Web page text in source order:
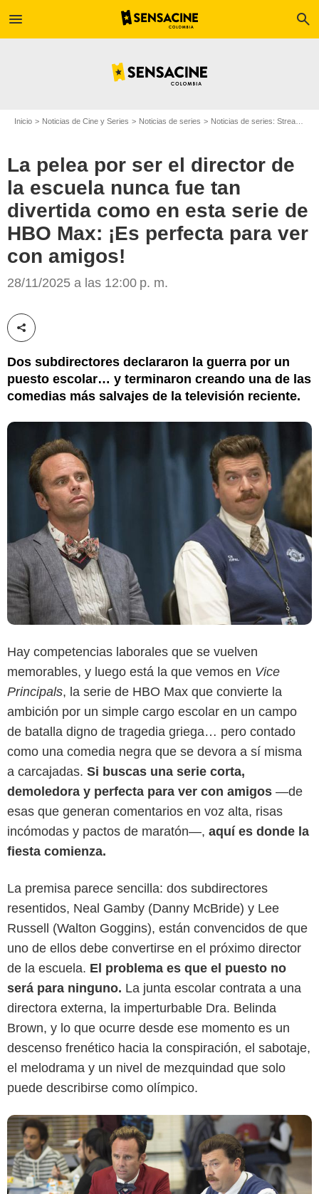
menu search
Inicio Noticias de Cine y Series Noticias de series Noticias de series: Streaming
La pelea por ser el director de
la escuela nunca fue tan
divertida como en esta serie de
HBO Max: ¡Es perfecta para ver
con amigos!
28/11/2025 a las 12:00 p. m.
Compartir esta noticia
Dos subdirectores declararon la guerra por un
puesto escolar… y terminaron creando una de las
comedias más salvajes de la televisión reciente.
Hay competencias laborales que se vuelven
memorables, y luego está la que vemos en Vice
Principals, la serie de HBO Max que convierte la
ambición por un simple cargo escolar en un campo
de batalla digno de tragedia griega… pero contado
como una comedia negra que se devora a sí misma
a carcajadas. Si buscas una serie corta,
demoledora y perfecta para ver con amigos —de
esas que generan comentarios en voz alta, risas
incómodas y pactos de maratón—, aquí es donde la
fiesta comienza.
La premisa parece sencilla: dos subdirectores
resentidos, Neal Gamby (Danny McBride) y Lee
Russell (Walton Goggins), están convencidos de que
uno de ellos debe convertirse en el próximo director
de la escuela. El problema es que el puesto no
será para ninguno. La junta escolar contrata a una
directora externa, la imperturbable Dra. Belinda
Brown, y lo que ocurre desde ese momento es un
descenso frenético hacia la conspiración, el sabotaje,
el melodrama y un nivel de mezquindad que solo
puede describirse como olímpico.
HBO Max